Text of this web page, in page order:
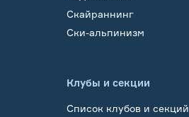
Скайраннинг
Ски-альпинизм
Клубы и секции
Список клубов и секций